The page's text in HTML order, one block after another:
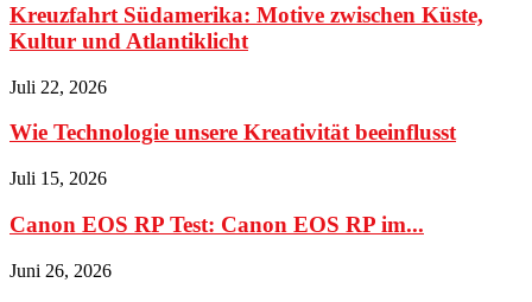
Kreuzfahrt Südamerika: Motive zwischen Küste,
Kultur und Atlantiklicht
Juli 22, 2026
Wie Technologie unsere Kreativität beeinflusst
Juli 15, 2026
Canon EOS RP Test: Canon EOS RP im...
Juni 26, 2026